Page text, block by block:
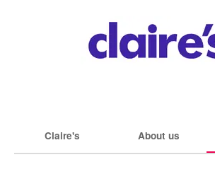
Claire's About us